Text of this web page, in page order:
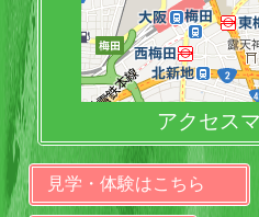
アクセス
見学・体験はこちら